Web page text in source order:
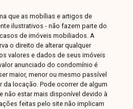
que as mobílias e artigos de
ilustrativos - não fazem parte do
de imóveis mobiliados. A
o direito de alterar qualquer
valores e dados de seus imóveis
anunciado do condomínio é
maior, menor ou mesmo passível
da locação. Pode ocorrer de algum
não estar mais disponível devido à
feitas pelo site não implicam